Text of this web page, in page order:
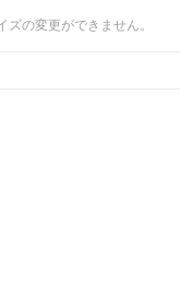
の変更ができません。